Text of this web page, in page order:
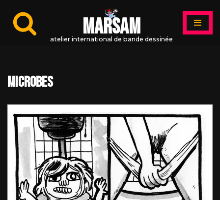
Aller
MARSAM
atelier international de bande dessinée
microbes